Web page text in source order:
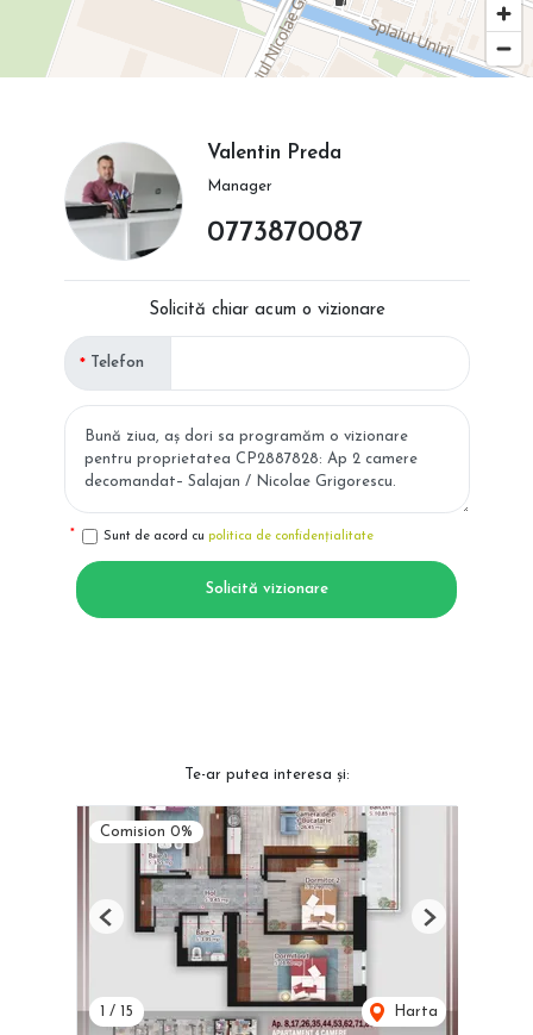
Valentin Preda
Manager
0773870087
Solicită chiar acum o vizionare
Telefon
Sunt de acord cu politica de confidențialitate
Solicită vizionare
Te-ar putea interesa și:
Comision 0%
/ 15 Harta
Previous Next